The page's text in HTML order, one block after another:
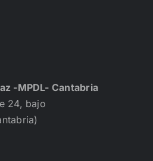
-MPDL- Cantabria
24, bajo